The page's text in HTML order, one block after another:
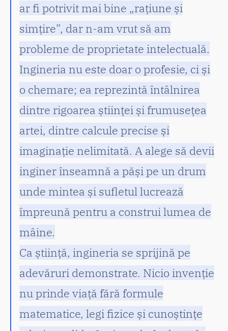
ar fi potrivit mai bine „rațiune și
simțire”, dar n-am vrut să am
probleme de proprietate intelectuală.
Ingineria nu este doar o profesie, ci și
o chemare; ea reprezintă întâlnirea
dintre rigoarea științei și frumusețea
artei, dintre calcule precise și
imaginație nelimitată. A alege să devii
inginer înseamnă a păși pe un drum
unde mintea și sufletul lucrează
împreună pentru a construi lumea de
mâine.
Ca știință, ingineria se sprijină pe
adevăruri demonstrate. Nicio invenție
nu prinde viață fără formule
matematice, legi fizice și cunoștințe